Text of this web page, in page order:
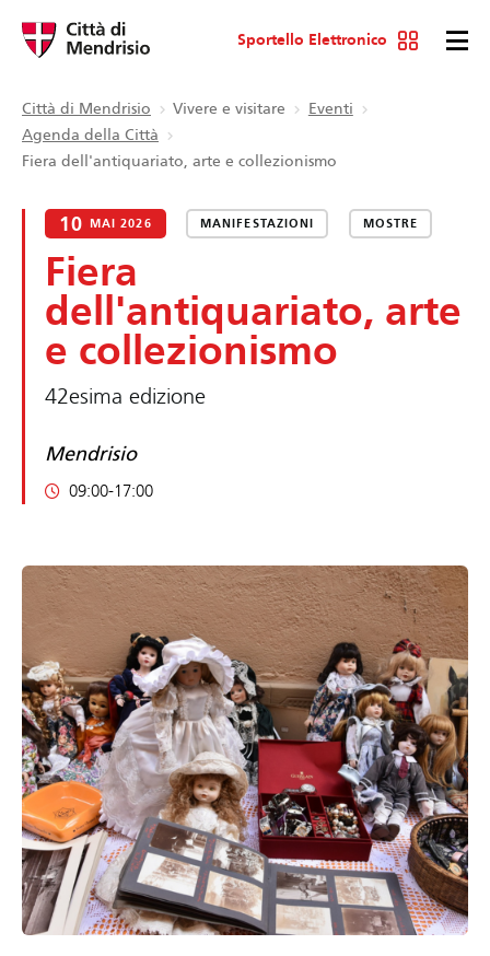
Sportello Elettronico
Città di Mendrisio Vivere e visitare
Eventi
Agenda della Città
Fiera dell'antiquariato, arte e collezionismo
10 MAI 2026 MANIFESTAZIONI MOSTRE
Fiera
dell'antiquariato, arte
e collezionismo
42esima edizione
Mendrisio
09:00-17:00